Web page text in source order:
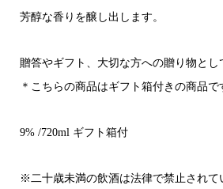
芳醇な香りを醸し出します。
贈答やギフト、大切な方への贈り物とし
＊こちらの商品はギフト箱付きの商品で
9% /720ml ギフト箱付
※二十歳未満の飲酒は法律で禁止されて